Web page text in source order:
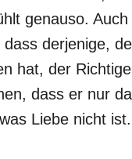
genauso. Auch
derjenige,
hat, der
dass er nur
Liebe nicht ist.